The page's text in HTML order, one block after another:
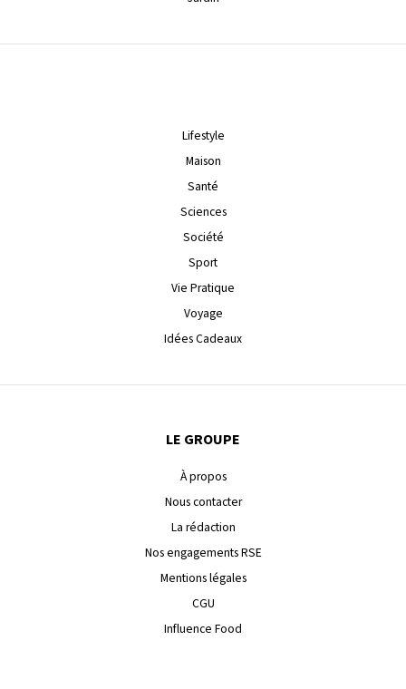
Lifestyle
Maison
Santé
Sciences
Société
Sport
Vie Pratique
Voyage
Idées Cadeaux
LE GROUPE
À propos
Nous contacter
La rédaction
Nos engagements RSE
Mentions légales
CGU
Influence Food